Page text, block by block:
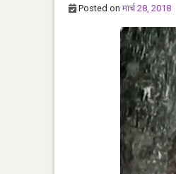
Posted on मार्च 28, 2018